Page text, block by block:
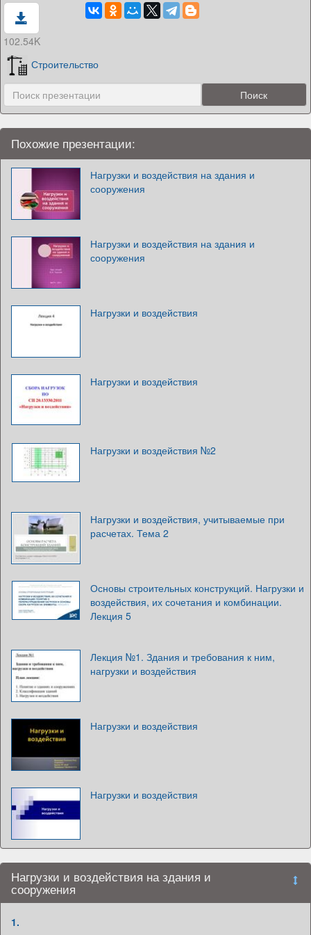
102.54K
Строительство
Похожие презентации:
Нагрузки и воздействия на здания и
сооружения
Нагрузки и воздействия на здания и
сооружения
Нагрузки и воздействия
Нагрузки и воздействия
Нагрузки и воздействия №2
Нагрузки и воздействия, учитываемые при
расчетах. Тема 2
Основы строительных конструкций. Нагрузки и
воздействия, их сочетания и комбинации.
Лекция 5
Лекция №1. Здания и требования к ним,
нагрузки и воздействия
Нагрузки и воздействия
Нагрузки и воздействия
Нагрузки и воздействия на здания и
сооружения
1.